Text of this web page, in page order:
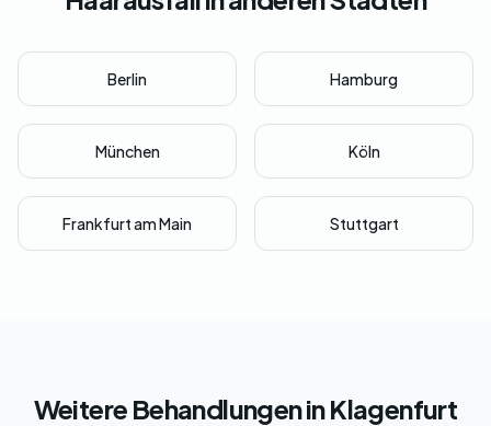
Berlin Hamburg
München Köln
Frankfurt am Main Stuttgart
Weitere Behandlungen in Klagenfurt